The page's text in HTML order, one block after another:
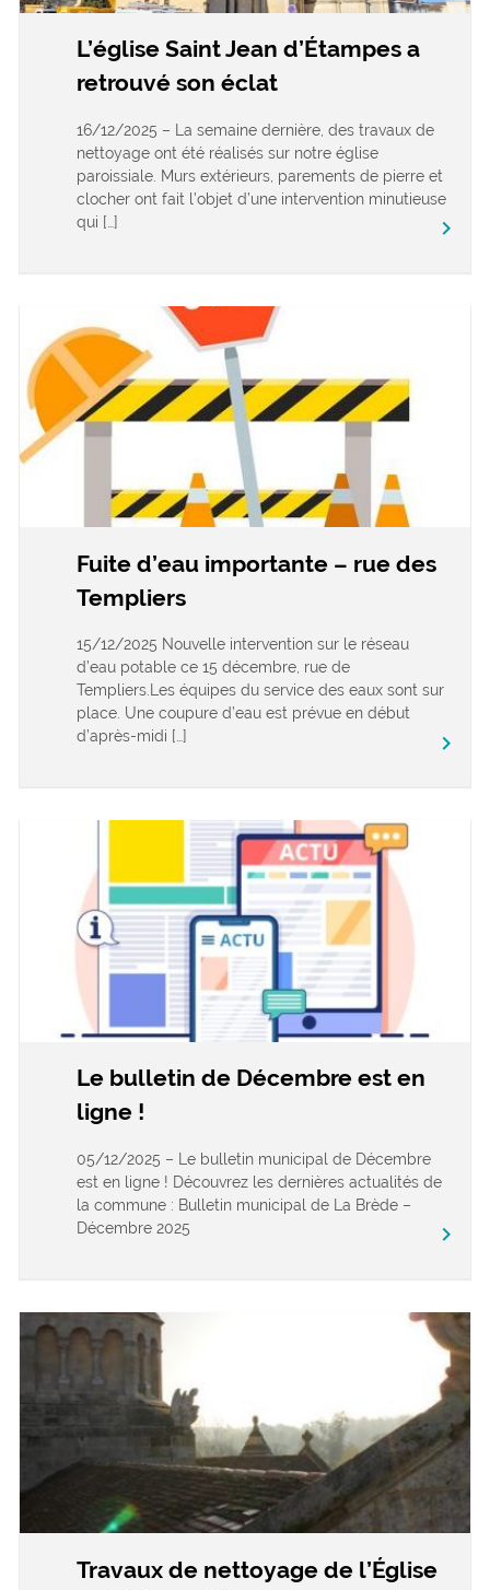
L’église Saint Jean d’Étampes a
retrouvé son éclat
16/12/2025 – La semaine dernière, des travaux de
nettoyage ont été réalisés sur notre église
paroissiale. Murs extérieurs, parements de pierre et
clocher ont fait l’objet d’une intervention minutieuse
qui […]
keyboard_arrow_right
Fuite d’eau importante – rue des
Templiers
15/12/2025 Nouvelle intervention sur le réseau
d’eau potable ce 15 décembre, rue de
Templiers.Les équipes du service des eaux sont sur
place. Une coupure d’eau est prévue en début
d’après-midi […]
keyboard_arrow_right
Le bulletin de Décembre est en
ligne !
05/12/2025 – Le bulletin municipal de Décembre
est en ligne ! Découvrez les dernières actualités de
la commune : Bulletin municipal de La Brède –
Décembre 2025
keyboard_arrow_right
Travaux de nettoyage de l’Église